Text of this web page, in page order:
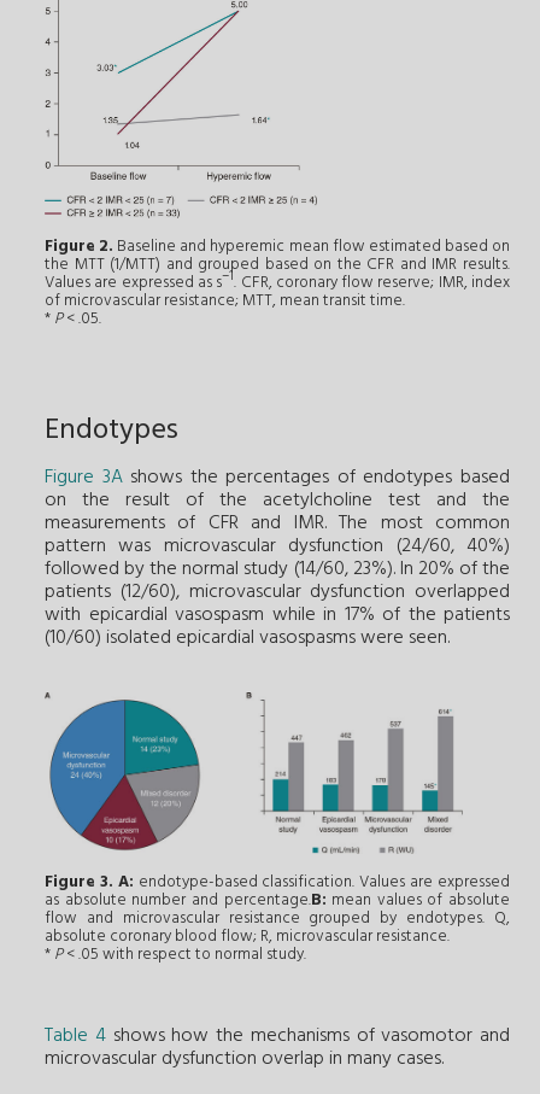
Figure 2. Baseline and hyperemic mean flow estimated based on
the MTT (1/MTT) and grouped based on the CFR and IMR results.
Values are expressed as s–1. CFR, coronary flow reserve; IMR, index
of microvascular resistance; MTT, mean transit time.
*P< .05.
Endotypes
Figure 3Ashows the percentages of endotypes based
on the result of the acetylcholine test and the
measurements of CFR and IMR. The most common
pattern was microvascular dysfunction (24/60, 40%)
followed by the normal study (14/60, 23%). In 20% of the
patients (12/60), microvascular dysfunction overlapped
with epicardial vasospasm while in 17% of the patients
(10/60) isolated epicardial vasospasms were seen.
Figure 3. A: endotype-based classification. Values are expressed
as absolute number and percentage.B: mean values of absolute
flow and microvascular resistance grouped by endotypes. Q,
absolute coronary blood flow; R, microvascular resistance.
*P< .05 with respect to normal study.
Table 4shows how the mechanisms of vasomotor and
microvascular dysfunction overlap in many cases.